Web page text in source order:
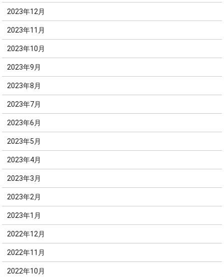
2023年12月
2023年11月
2023年10月
2023年9月
2023年8月
2023年7月
2023年6月
2023年5月
2023年4月
2023年3月
2023年2月
2023年1月
2022年12月
2022年11月
2022年10月